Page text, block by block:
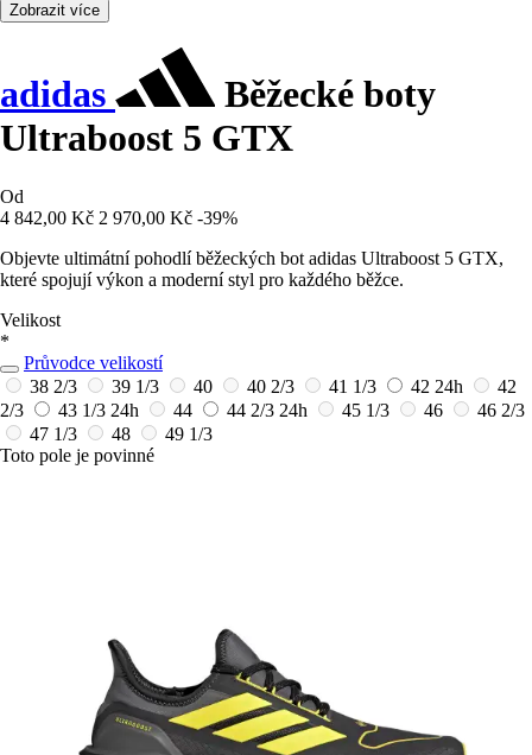
Zobrazit více
adidas
Běžecké boty
Ultraboost 5 GTX
Od
4 842,00 Kč 2 970,00 Kč -39%
Objevte ultimátní pohodlí běžeckých bot adidas Ultraboost 5 GTX,
které spojují výkon a moderní styl pro každého běžce.
Velikost
*
Průvodce velikostí
38 2/3
39 1/3 40 40 2/3 41 1/3 42 24h
42
2/3
43 1/3 24h 44 44 2/3 24h 45 1/3 46
46 2/3
47 1/3
48
49 1/3
Toto pole je povinné